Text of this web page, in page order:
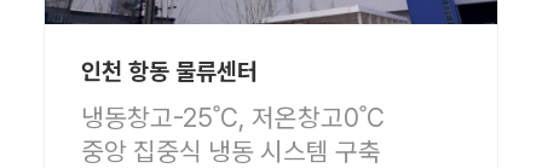
인천 항동 물류센터
냉동창고-25˚C, 저온창고0˚C
중앙 집중식 냉동 시스템 구축